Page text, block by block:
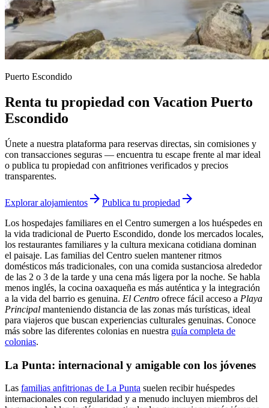
Puerto Escondido
Renta tu propiedad con Vacation Puerto
Escondido
Únete a nuestra plataforma para reservas directas, sin comisiones y
con transacciones seguras — encuentra tu escape frente al mar ideal
o publica tu propiedad con anfitriones verificados y precios
transparentes.
Explorar alojamientos arrow_forward Publica tu propiedad arrow_forward
Los hospedajes familiares en el Centro sumergen a los huéspedes en
la vida tradicional de Puerto Escondido, donde los mercados locales,
los restaurantes familiares y la cultura mexicana cotidiana dominan
el paisaje. Las familias del Centro suelen mantener ritmos
domésticos más tradicionales, con una comida sustanciosa alrededor
de las 2 o 3 de la tarde y una cena más ligera por la noche. Se habla
menos inglés, la cocina oaxaqueña es más auténtica y la integración
a la vida del barrio es genuina. El Centro ofrece fácil acceso a Playa
Principal manteniendo distancia de las zonas más turísticas, ideal
para viajeros que buscan experiencias culturales genuinas. Conoce
más sobre las diferentes colonias en nuestra guía completa de
colonias.
La Punta: internacional y amigable con los jóvenes
Las familias anfitrionas de La Punta suelen recibir huéspedes
internacionales con regularidad y a menudo incluyen miembros del